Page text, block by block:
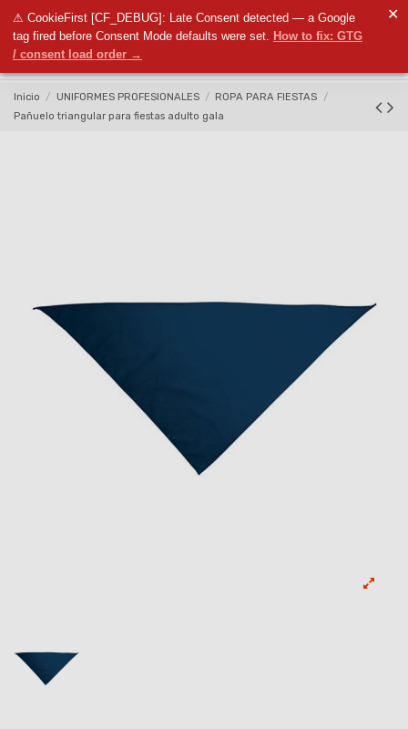
⚠ CookieFirst [CF_DEBUG]: Late Consent detected — a Google
tag fired before Consent Mode defaults were set. How to fix: GTG
/ consent load order →
✕
Inicio UNIFORMES PROFESIONALES
ROPA PARA FIESTAS
Pañuelo triangular para fiestas adulto gala